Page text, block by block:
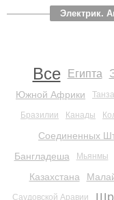
Электрик.
Все Египта
Южной Африки
Бразилии Канады
Соединенных
Бангладеша Мьянмы
Казахстана
Саудовской Аравии